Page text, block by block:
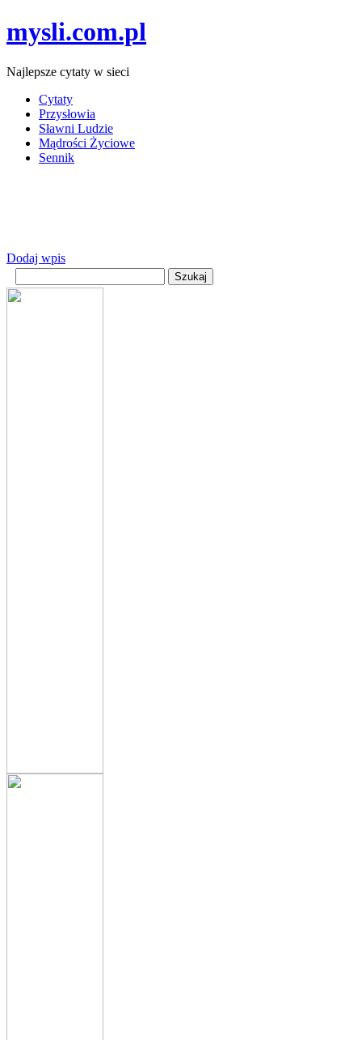
mysli.com.pl
Najlepsze cytaty w sieci
Cytaty
Przysłowia
Sławni Ludzie
Mądrości Życiowe
Sennik
Dodaj wpis